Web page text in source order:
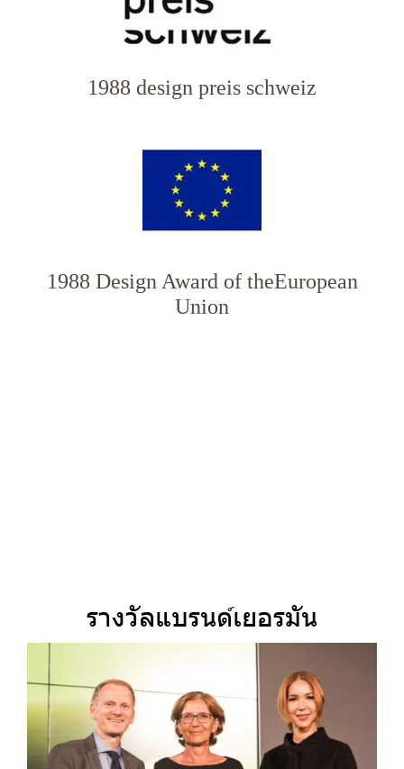
1988 design preis schweiz
1988 Design Award of theEuropean
Union
รางวัลแบรนด์เยอรมัน